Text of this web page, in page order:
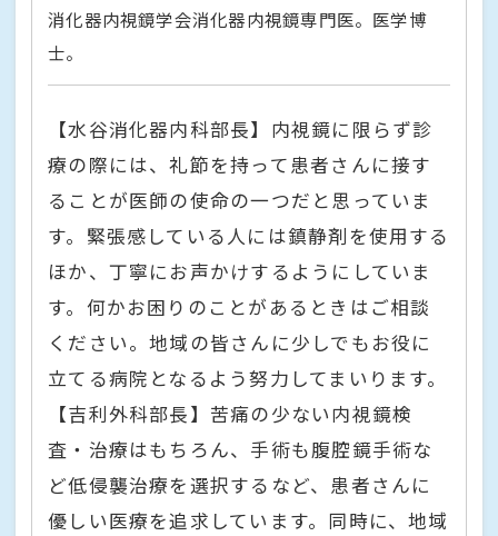
消化器内視鏡学会消化器内視鏡専門医。医学博
士。
【水谷消化器内科部長】内視鏡に限らず診
療の際には、礼節を持って患者さんに接す
ることが医師の使命の一つだと思っていま
す。緊張感している人には鎮静剤を使用する
ほか、丁寧にお声かけするようにしていま
す。何かお困りのことがあるときはご相談
ください。地域の皆さんに少しでもお役に
立てる病院となるよう努力してまいります。
【吉利外科部長】苦痛の少ない内視鏡検
査・治療はもちろん、手術も腹腔鏡手術な
ど低侵襲治療を選択するなど、患者さんに
優しい医療を追求しています。同時に、地域